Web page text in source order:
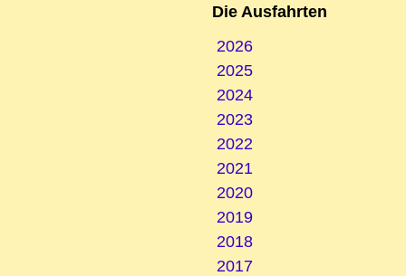
Die Ausfahrten
2026
2025
2024
2023
2022
2021
2020
2019
2018
2017